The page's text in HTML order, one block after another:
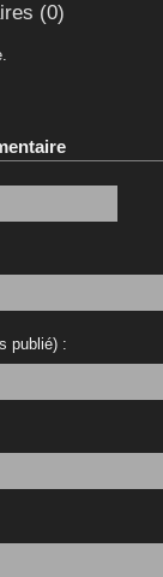
(0)
publié) :